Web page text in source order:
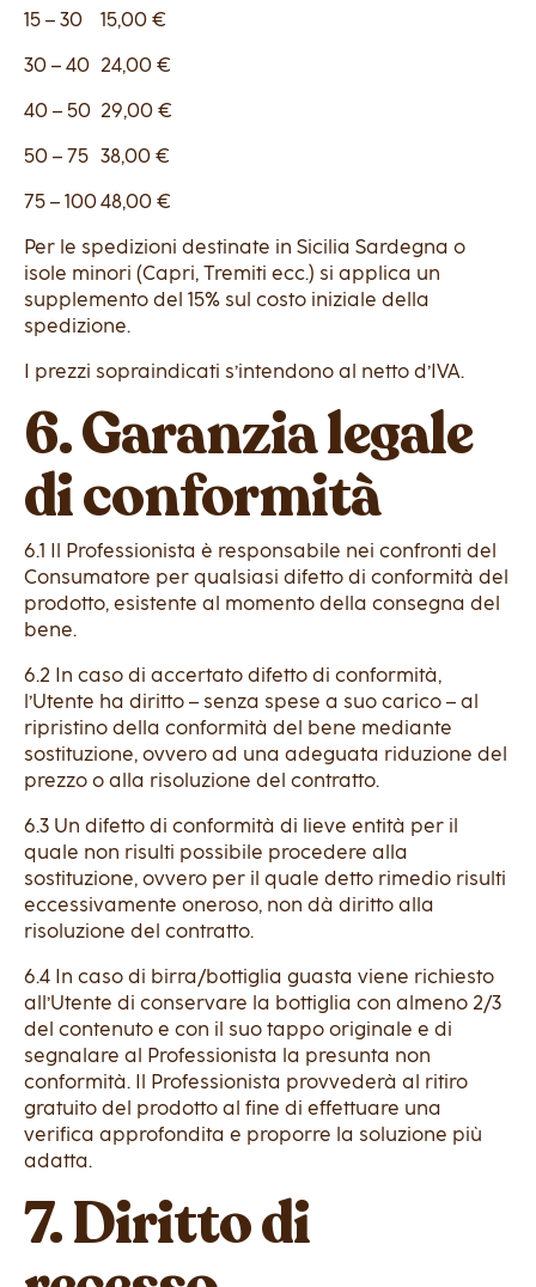
15 – 30
15,00 €
30 – 40 24,00 €
40 – 50 29,00 €
50 – 75 38,00 €
75 – 10048,00 €
Per le spedizioni destinate in Sicilia Sardegna o
isole minori (Capri, Tremiti ecc.) si applica un
supplemento del 15% sul costo iniziale della
spedizione.
I prezzi sopraindicati s’intendono al netto d’IVA.
6. Garanzia legale
di conformità
6.1 Il Professionista è responsabile nei confronti del
Consumatore per qualsiasi difetto di conformità del
prodotto, esistente al momento della consegna del
bene.
6.2 In caso di accertato difetto di conformità,
l’Utente ha diritto – senza spese a suo carico – al
ripristino della conformità del bene mediante
sostituzione, ovvero ad una adeguata riduzione del
prezzo o alla risoluzione del contratto.
6.3 Un difetto di conformità di lieve entità per il
quale non risulti possibile procedere alla
sostituzione, ovvero per il quale detto rimedio risulti
eccessivamente oneroso, non dà diritto alla
risoluzione del contratto.
6.4 In caso di birra/bottiglia guasta viene richiesto
all’Utente di conservare la bottiglia con almeno 2/3
del contenuto e con il suo tappo originale e di
segnalare al Professionista la presunta non
conformità. Il Professionista provvederà al ritiro
gratuito del prodotto al fine di effettuare una
verifica approfondita e proporre la soluzione più
adatta.
7. Diritto di